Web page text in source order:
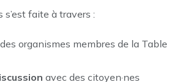
faite à travers :
organismes membres de la Table
avec des citoyen·nes